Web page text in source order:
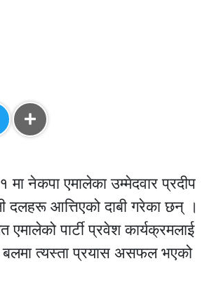
मा नेकपा एमालेका उम्मेदवार प्रदीप
दलहरू आत्तिएको दाबी गरेका छन् ।
पार्टी प्रवेश कार्यक्रमलाई
त्यस्ता प्रयास असफल भएको